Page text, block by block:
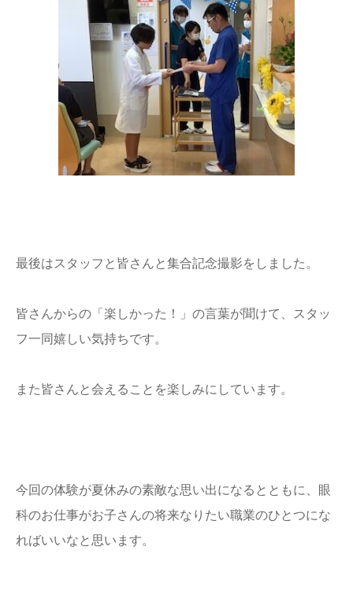
最後はスタッフと皆さんと集合記念撮影をしました。
皆さんからの「楽しかった！」の言葉が聞けて、スタッ
フ一同嬉しい気持ちです。
また皆さんと会えることを楽しみにしています。
今回の体験が夏休みの素敵な思い出になるとともに、眼
科のお仕事がお子さんの将来なりたい職業のひとつにな
ればいいなと思います。